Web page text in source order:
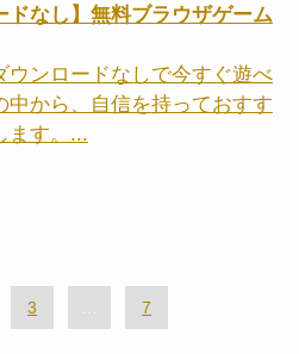
ドなし】無料ブラウザゲーム
ウンロードなしで今すぐ遊べ
中から、自信を持っておすす
ます。...
3 7